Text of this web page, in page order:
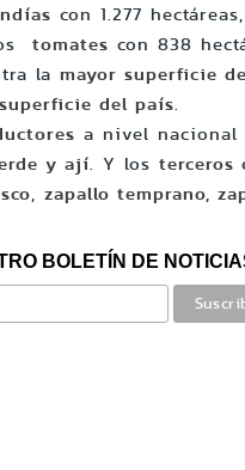
con 1.277
tomates con 838
lamayor superficie
del país.
a nivel
y ají. Y losterceros
,zapallo temprano,
BOLETÍN DE